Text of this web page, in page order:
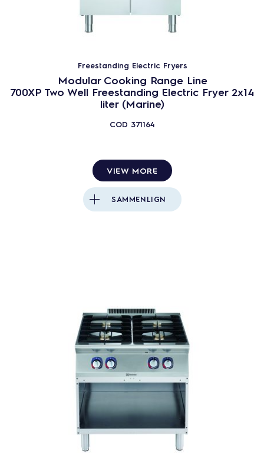
Freestanding Electric Fryers
Modular Cooking Range Line
700XP Two Well Freestanding Electric Fryer 2x14
liter (Marine)
COD 371164
VIEW MORE
SAMMENLIGN